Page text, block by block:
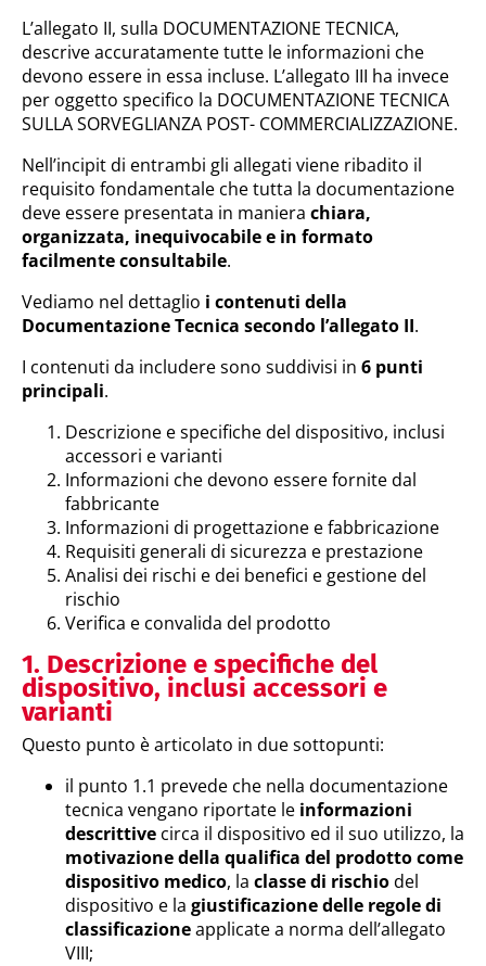
L’allegato II, sulla DOCUMENTAZIONE TECNICA,
descrive accuratamente tutte le informazioni che
devono essere in essa incluse. L’allegato III ha invece
per oggetto specifico la DOCUMENTAZIONE TECNICA
SULLA SORVEGLIANZA POST- COMMERCIALIZZAZIONE.
Nell’incipit di entrambi gli allegati viene ribadito il
requisito fondamentale che tutta la documentazione
deve essere presentata in maniera chiara,
organizzata, inequivocabile e in formato
facilmente consultabile.
Vediamo nel dettaglio i contenuti della
Documentazione Tecnica secondo l’allegato II.
I contenuti da includere sono suddivisi in 6 punti
principali.
Descrizione e specifiche del dispositivo, inclusi
accessori e varianti
Informazioni che devono essere fornite dal
fabbricante
Informazioni di progettazione e fabbricazione
Requisiti generali di sicurezza e prestazione
Analisi dei rischi e dei benefici e gestione del
rischio
Verifica e convalida del prodotto
1. Descrizione e specifiche del
dispositivo, inclusi accessori e
varianti
Questo punto è articolato in due sottopunti:
il punto 1.1 prevede che nella documentazione
tecnica vengano riportate le informazioni
descrittive circa il dispositivo ed il suo utilizzo, la
motivazione della qualifica del prodotto come
dispositivo medico, la classe di rischiodel
dispositivo e la giustificazione delle regole di
classificazioneapplicate a norma dell’allegato
VIII;